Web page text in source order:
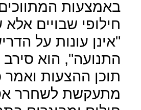
באמצעות
חילופי שבויים
"אינן עונות על
התנועה", הוא
תוכן ההצעות ואמר
מתעקשת לשחרר